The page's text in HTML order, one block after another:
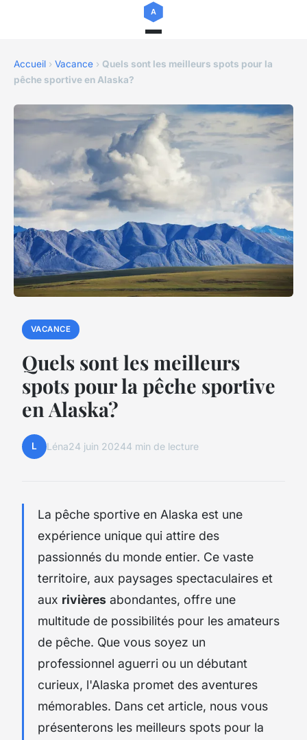
Accueil › Vacance › Quels sont les meilleurs spots pour la
pêche sportive en Alaska?
VACANCE
Quels sont les meilleurs
spots pour la pêche sportive
en Alaska?
L Léna24 juin 20244 min de lecture
La pêche sportive en Alaska est une
expérience unique qui attire des
passionnés du monde entier. Ce vaste
territoire, aux paysages spectaculaires et
aux rivières abondantes, offre une
multitude de possibilités pour les amateurs
de pêche. Que vous soyez un
professionnel aguerri ou un débutant
curieux, l'Alaska promet des aventures
mémorables. Dans cet article, nous vous
présenterons les meilleurs spots pour la